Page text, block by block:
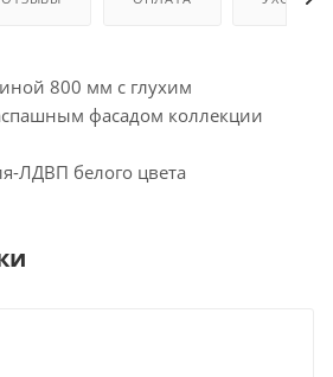
800 мм с глухим
фасадом коллекции
ЛДВП белого цвета